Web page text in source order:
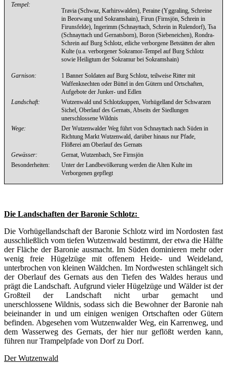
Tempel:
Travia (Schwaz, Karhirswalden), Peraine (Yggraling, Schreine
in Beorwang und Sokramshain), Firun (Firnsjön, Schrein in
Firunsfelde), Ingerimm (Schnayttach, Schrein in Rulendorf), Tsa
(Schnayttach und Gernatsborn), Boron (Siebeneichen), Rondra-
Schrein auf Burg Schlotz, etliche verborgene Betstätten der alten
Kulte (u.a. verborgener Sokramor-Tempel auf Burg Schlotz
sowie Heiligtum der Sokramur bei Sokramshain)
Garnison:
1 Banner Soldaten auf Burg Schlotz, teilweise Ritter mit
Waffenknechten oder Büttel in den Gütern und Ortschaften,
Aufgebote der Junker- und Edlen
Landschaft:
Wutzenwald und Schlotzkuppen, Vorhügelland der Schwarzen
Sichel, Oberlauf des Gernats, Abseits der Siedlungen
unerschlossene Wildnis
Wege:
Der Wutzenwalder Weg führt von Schnayttach nach Süden in
Richtung Markt Wutzenwald, darüber hinaus nur Pfade,
Flößerei am Oberlauf des Gernats
Gewässer:
Gernat, Wutzenbach, See Firnsjön
Besonderheiten:
Unter der Landbevölkerung werden die Alten Kulte im
Verborgenen gepflegt
Die Landschaften der Baronie Schlotz:
Die Vorhügellandschaft der Baronie Schlotz wird im Nordosten fast
ausschließlich vom tiefen Wutzenwald bestimmt, der etwa die Hälfte
der Fläche der Baronie ausmacht. Im Süden dominieren mehr oder
wenig freie Hügelzüge mit offenem Heide- und Weideland,
unterbrochen von kleinen Wäldchen. Im Nordwesten schlängelt sich
der Oberlauf des Gernats aus den Tiefen des Waldes heraus und
prägt die Landschaft. Aufgrund vieler Hügelzüge und Wälder ist der
Großteil der Landschaft nicht urbar gemacht und
unerschlossene Wildnis, sodass sich die Bewohner der Baronie nah
beieinander in und um einigen wenigen Ortschaften oder Gütern
befinden. Abgesehen vom Wutzenwalder Weg, ein Karrenweg, und
dem Wasserweg des Gernats, der hier nur geflößt werden kann,
führen nur Trampelpfade von Dorf zu Dorf.
Der Wutzenwald